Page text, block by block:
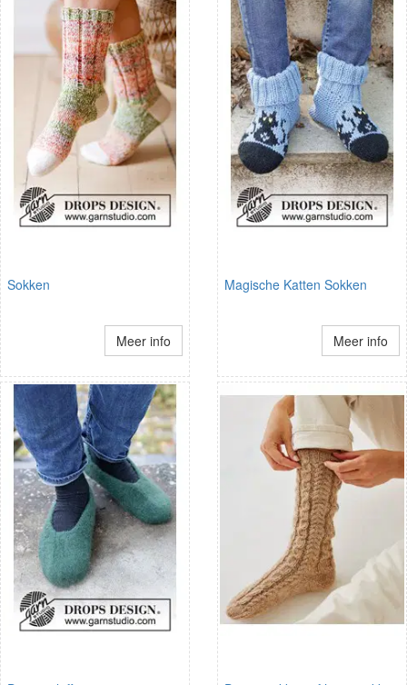
Sokken
Meer info
Magische Katten Sokken
Meer info